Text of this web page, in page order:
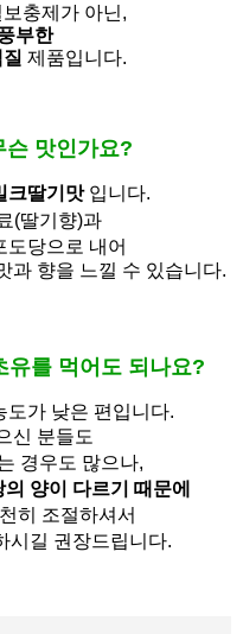
충제가 아닌,
부한
제품입니다.
슨 맛인가요?
크딸기맛입니다.
(딸기향)과
도당으로 내어
과 향을 느낄 수 있습니다.
유를 먹어도 되나요?
도가 낮은 편입니다.
신 분들도
경우도 많으나,
양이 다르기 때문에
히 조절하셔서
시길 권장드립니다.